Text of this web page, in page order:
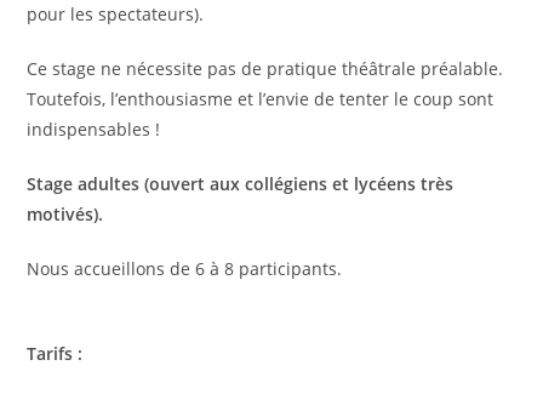
pour les spectateurs).
Ce stage ne nécessite pas de pratique théâtrale préalable.
Toutefois, l’enthousiasme et l’envie de tenter le coup sont
indispensables !
Stage adultes(ouvert aux collégiens et lycéens très
motivés).
Nous accueillons de6 à 8 participants.
Tarifs :